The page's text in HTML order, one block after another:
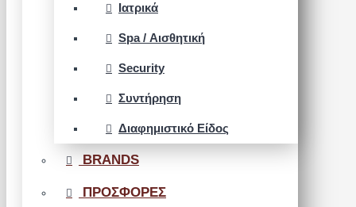
Ιατρικά
Spa / Αισθητική
Security
Συντήρηση
Διαφημιστικό Είδος
BRANDS
ΠΡΟΣΦΟΡΕΣ